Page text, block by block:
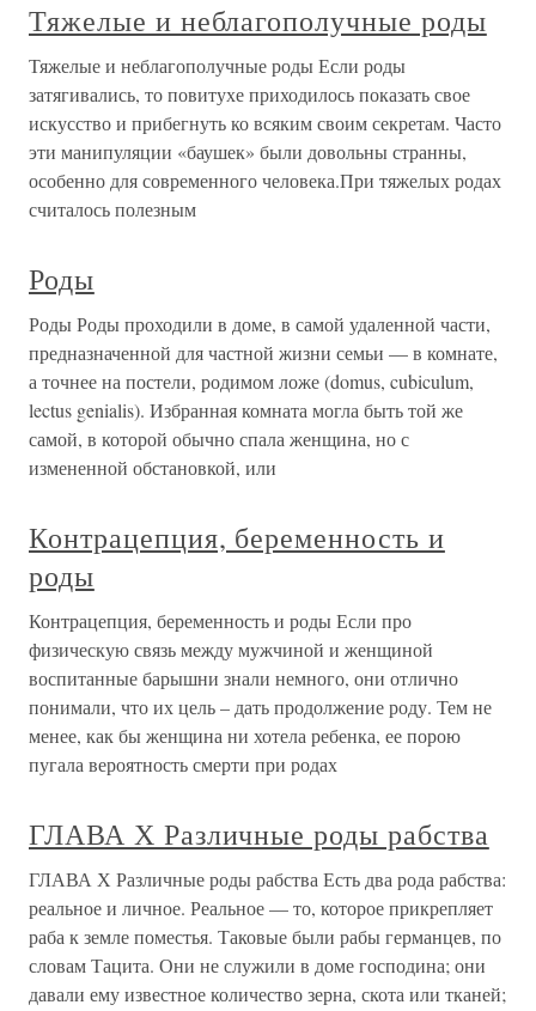
Тяжелые и неблагополучные роды
Тяжелые и неблагополучные роды Если роды
затягивались, то повитухе приходилось показать свое
искусство и прибегнуть ко всяким своим секретам. Часто
эти манипуляции «баушек» были довольны странны,
особенно для современного человека.При тяжелых родах
считалось полезным
Роды
Роды Роды проходили в доме, в самой удаленной части,
предназначенной для частной жизни семьи — в комнате,
а точнее на постели, родимом ложе (domus, cubiculum,
lectus genialis). Избранная комната могла быть той же
самой, в которой обычно спала женщина, но с
измененной обстановкой, или
Контрацепция, беременность и
роды
Контрацепция, беременность и роды Если про
физическую связь между мужчиной и женщиной
воспитанные барышни знали немного, они отлично
понимали, что их цель – дать продолжение роду. Тем не
менее, как бы женщина ни хотела ребенка, ее порою
пугала вероятность смерти при родах
ГЛАВА Х Различные роды рабства
ГЛАВА Х Различные роды рабства Есть два рода рабства:
реальное и личное. Реальное — то, которое прикрепляет
раба к земле поместья. Таковые были рабы германцев, по
словам Тацита. Они не служили в доме господина; они
давали ему известное количество зерна, скота или тканей;